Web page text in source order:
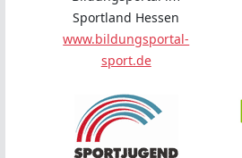
Sportland Hessen
www.bildungsportal-
sport.de